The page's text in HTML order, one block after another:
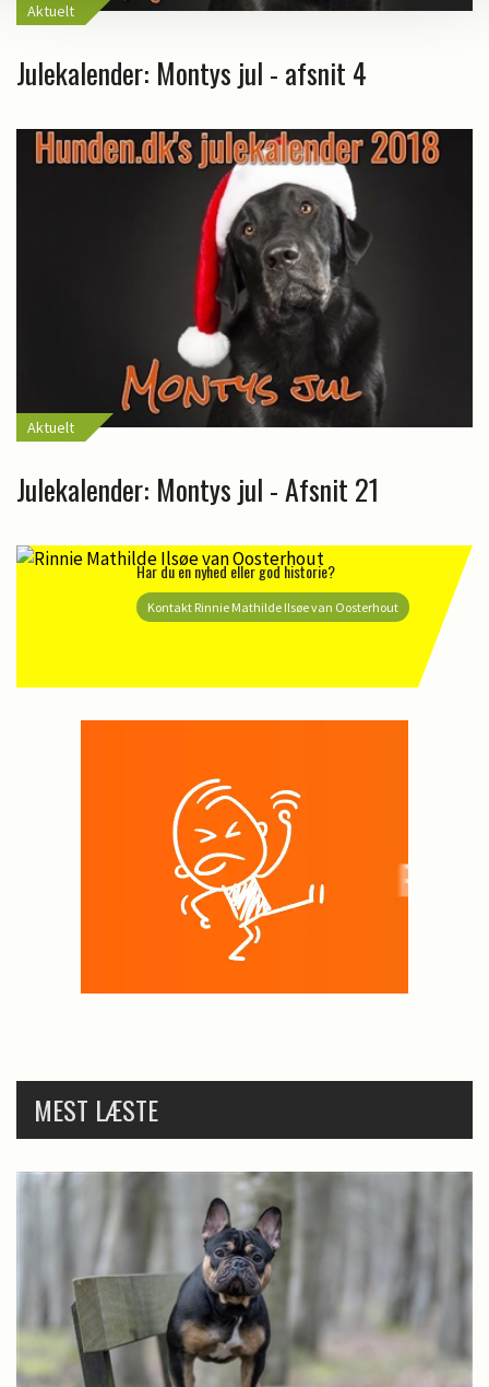
Aktuelt
Julekalender: Montys jul - afsnit 4
Aktuelt
Julekalender: Montys jul - Afsnit 21
Har du en nyhed eller god historie?
Kontakt Rinnie Mathilde Ilsøe van Oosterhout
MEST LÆSTE